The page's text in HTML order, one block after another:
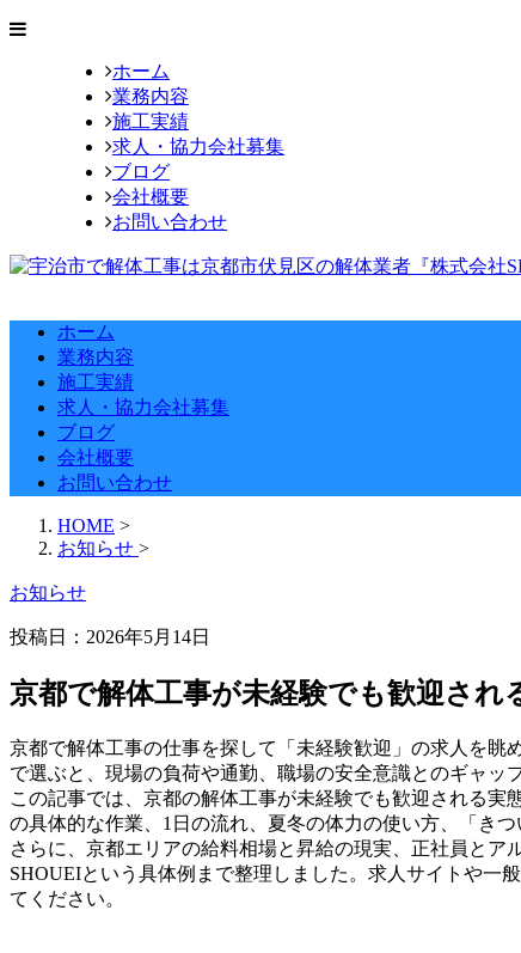
ホーム
業務内容
施工実績
求人・協力会社募集
ブログ
会社概要
お問い合わせ
ホーム
業務内容
施工実績
求人・協力会社募集
ブログ
会社概要
お問い合わせ
HOME >
お知らせ >
お知らせ
投稿日： 2026年5月14日
京都で解体工事が未経験でも歓迎さ
京都で解体工事の仕事を探して「未経験歓迎」の求人を
で選ぶと、現場の負荷や通勤、職場の安全意識とのギャッ
この記事では、京都の解体工事が未経験でも歓迎される
の具体的な作業、1日の流れ、夏冬の体力の使い方、「き
さらに、京都エリアの給料相場と昇給の現実、正社員と
SHOUEIという具体例まで整理しました。求人サイトや一
てください。